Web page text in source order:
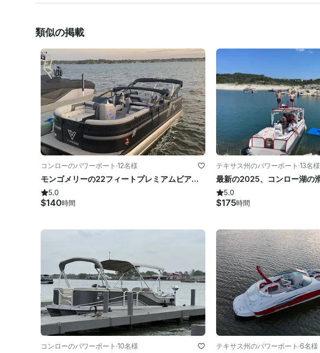
類似の掲載
コンローのパワーボート ·12名様
モンゴメリーの22フィートプレミアムビアジオミスティハーバートリトゥーン
5.0
$140時間
テキサス州のパワーボート ·13名様
5.0
$175時間
コンローのパワーボート ·10名様 テキサス州のパワーボート ·6名様